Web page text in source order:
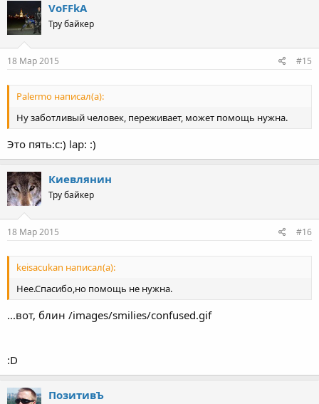
VoFFkA
Тру байкер
18 Мар 2015 #15
Palermo написал(а):
Ну заботливый человек, переживает, может помощь нужна.
Это пять:c:) lap: :)
Киевлянин
Тру байкер
18 Мар 2015 #16
keisacukan написал(а):
Нее.Спасибо,но помощь не нужна.
...вот, блин /images/smilies/confused.gif
:D
ПозитивЪ